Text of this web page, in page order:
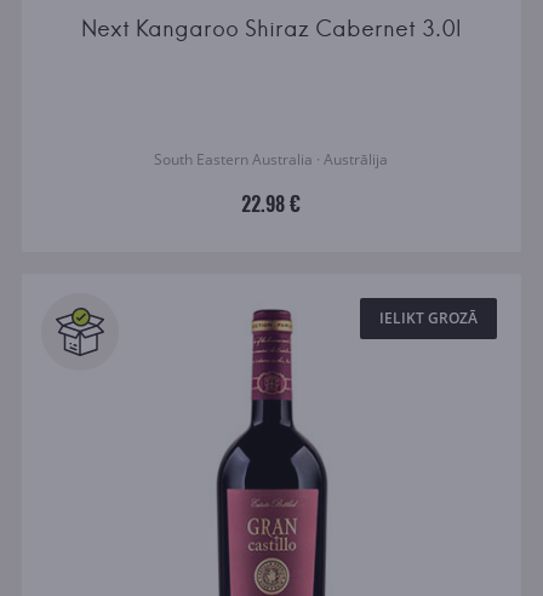
Next Kangaroo Shiraz Cabernet 3.0l
South Eastern Australia · Austrālija
22.98 €
IELIKT GROZĀ